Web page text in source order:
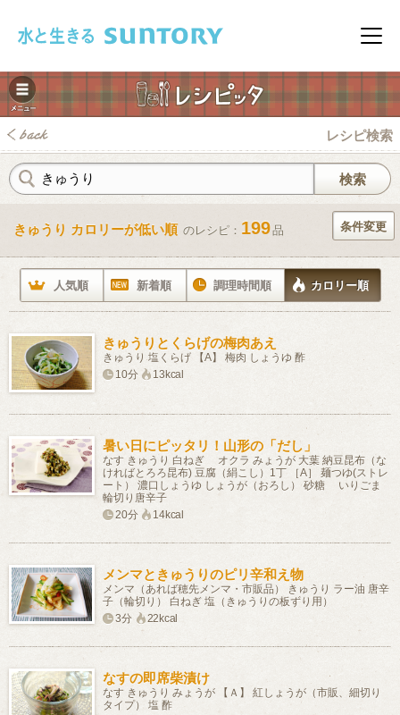
メニ
レシピ検索
きゅうり カロリーが低い順 のレシピ： 199品 条件変更
人気順 新着順 調理時間順 カロリー順
きゅうりとくらげの梅肉あえ
きゅうり 塩くらげ 【A】 梅肉 しょうゆ 酢
10分
13kcal
暑い日にピッタリ！山形の「だし」
なす きゅうり 白ねぎ オクラ みょうが 大葉 納豆昆布（な
ければとろろ昆布) 豆腐（絹こし）1丁 ［A］ 麺つゆ(ストレ
ート） 濃口しょうゆ しょうが（おろし） 砂糖 いりごま
輪切り唐辛子
20分
14kcal
メンマときゅうりのピリ辛和え物
メンマ（あれば穂先メンマ・市販品） きゅうり ラー油 唐辛
子（輪切り） 白ねぎ 塩（きゅうりの板ずり用）
3分
22kcal
なすの即席柴漬け
なす きゅうり みょうが 【Ａ】 紅しょうが（市販、細切り
タイプ） 塩 酢